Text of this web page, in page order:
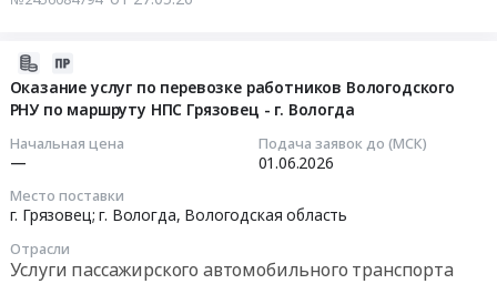
Оказание услуг по перевозке работников Вологодского
РНУ по маршруту НПС Грязовец - г. Вологда
Начальная цена
—
Подача заявок до (МСК)
01.06.2026
Место поставки
г. Грязовец; г. Вологда, Вологодская область
Отрасли
Услуги пассажирского автомобильного транспорта